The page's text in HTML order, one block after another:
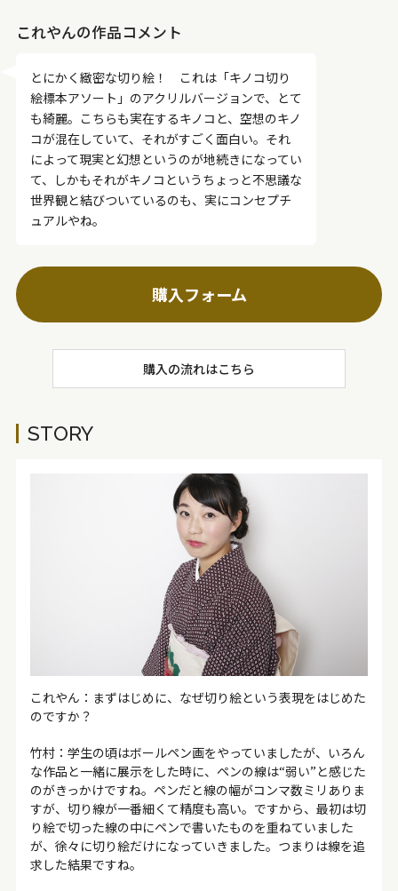
これやんの作品コメント
とにかく緻密な切り絵！ これは「キノコ切り
絵標本アソート」のアクリルバージョンで、とて
も綺麗。こちらも実在するキノコと、空想のキノ
コが混在していて、それがすごく面白い。それ
によって現実と幻想というのが地続きになってい
て、しかもそれがキノコというちょっと不思議な
世界観と結びついているのも、実にコンセプチ
ュアルやね。
購入フォーム
購入の流れはこちら
STORY
これやん：まずはじめに、なぜ切り絵という表現をはじめた
のですか？
竹村：学生の頃はボールペン画をやっていましたが、いろん
な作品と一緒に展示をした時に、ペンの線は“弱い”と感じた
のがきっかけですね。ペンだと線の幅がコンマ数ミリありま
すが、切り線が一番細くて精度も高い。ですから、最初は切
り絵で切った線の中にペンで書いたものを重ねていました
が、徐々に切り絵だけになっていきました。つまりは線を追
求した結果ですね。